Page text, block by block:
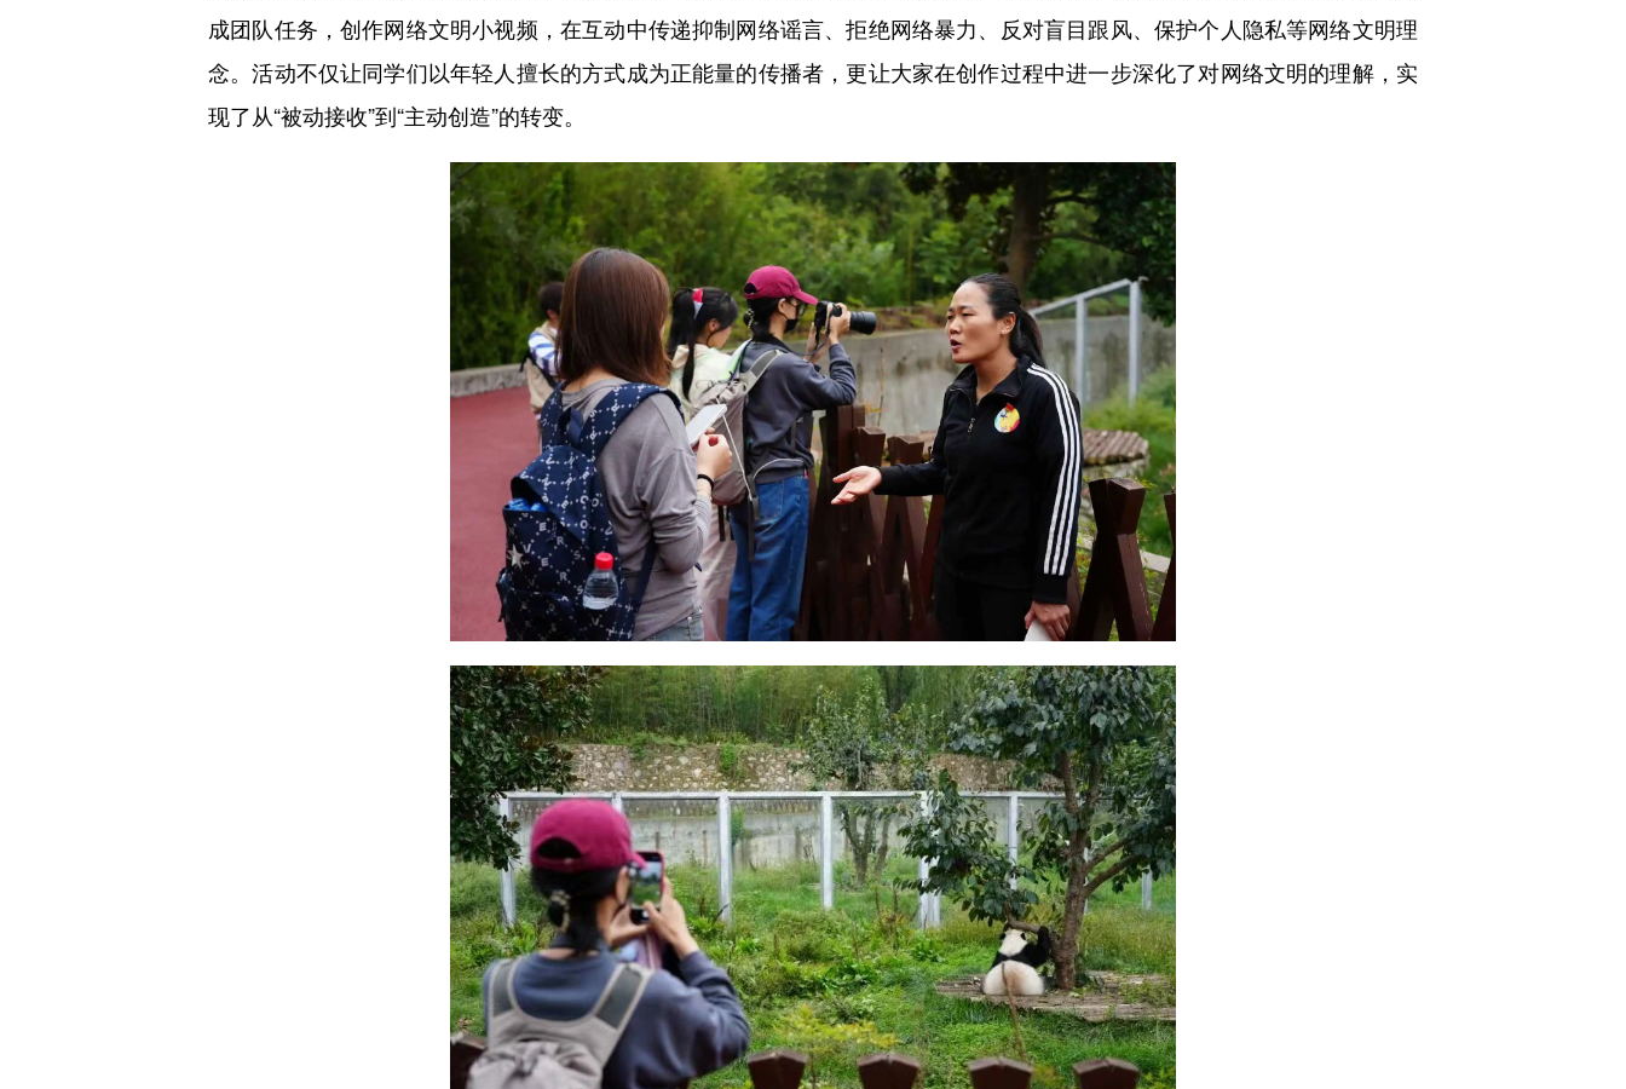
成团队任务，创作网络文明小视频，在互动中传递抑制网络谣言、拒绝网络暴力、反对盲目跟风、保护个人隐私等网络文明理
念。活动不仅让同学们以年轻人擅长的方式成为正能量的传播者，更让大家在创作过程中进一步深化了对网络文明的理解，实
现了从“被动接收”到“主动创造”的转变。